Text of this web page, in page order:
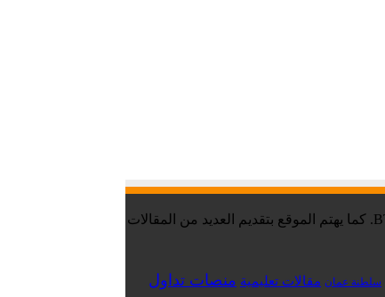
موقع تقني نت – Tekany Net : هو أحد أفضل مواقع أخبار العملات الرقمية والبيتكوين ، والافضل في مجال تعليم العملات الرقمية والبيتكوين BTC. كما يهتم الموقع بتقديم العديد من المقالات
سلطنة عمان مقالات تعليمية منصات تداول